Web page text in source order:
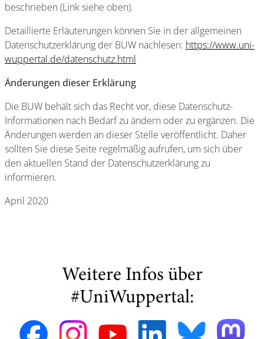
beschrieben (Link siehe oben).
Detaillierte Erläuterungen können Sie in der allgemeinen
Datenschutzerklärung der BUW nachlesen: https://www.uni-
wuppertal.de/datenschutz.html
Änderungen dieser Erklärung
Die BUW behält sich das Recht vor, diese Datenschutz-
Informationen nach Bedarf zu ändern oder zu ergänzen. Die
Änderungen werden an dieser Stelle veröffentlicht. Daher
sollten Sie diese Seite regelmäßig aufrufen, um sich über
den aktuellen Stand der Datenschutzerklärung zu
informieren.
April 2020
Weitere Infos über
#UniWuppertal: